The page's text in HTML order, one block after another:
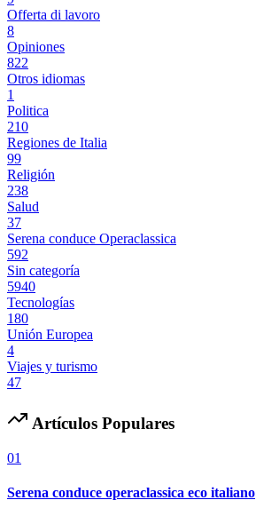
Offerta di lavoro
8
Opiniones
822
Otros idiomas
1
Politica
210
Regiones de Italia
99
Religión
238
Salud
37
Serena conduce Operaclassica
592
Sin categoría
5940
Tecnologías
180
Unión Europea
4
Viajes y turismo
47
Artículos Populares
01
Serena conduce operaclassica eco italiano